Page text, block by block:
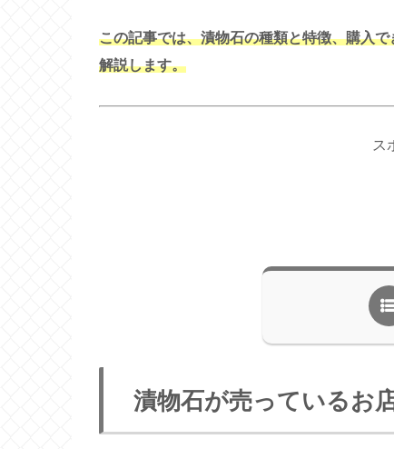
この記事では、漬物石の種類と特徴、購入
解説します。
ス
漬物石が売っているお